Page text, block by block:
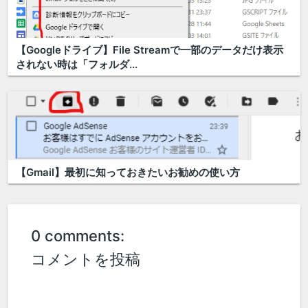
【Googleドライブ】File Streamで一部のデータだけ表示
されない時は「フォルダ...
【Gmail】最初に知っておきたいお勧めの使い方
0 comments:
コメントを投稿